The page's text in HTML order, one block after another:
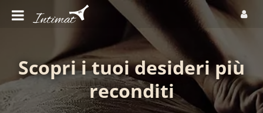
Scopri i tuoi desideri più
reconditi